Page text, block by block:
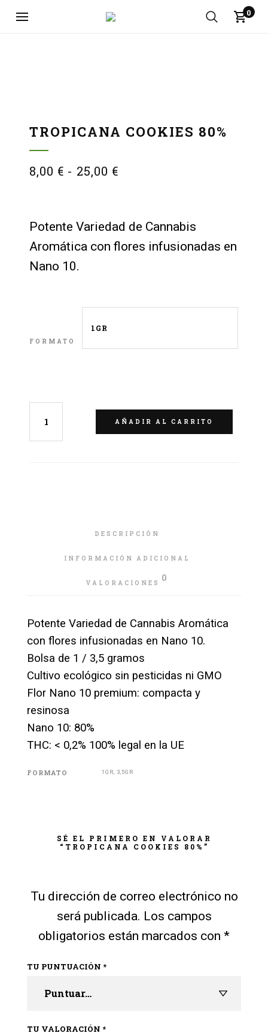
0
TROPICANA COOKIES 80%
8,00 € - 25,00 €
Potente Variedad de Cannabis
Aromática con flores infusionadas en
Nano 10.
FORMATO
AÑADIR AL CARRITO
DESCRIPCIÓN
INFORMACIÓN ADICIONAL
VALORACIONES 0
Potente Variedad de Cannabis Aromática
con flores infusionadas en Nano 10.
Bolsa de 1 / 3,5 gramos
Cultivo ecológico sin pesticidas ni GMO
Flor Nano 10 premium: compacta y
resinosa
Nano 10: 80%
THC: < 0,2% 100% legal en la UE
FORMATO 1GR, 3,5GR
SÉ EL PRIMERO EN VALORAR
“TROPICANA COOKIES 80%”
Tu dirección de correo electrónico no
será publicada. Los campos
obligatorios están marcados con *
TU PUNTUACIÓN *
TU VALORACIÓN *